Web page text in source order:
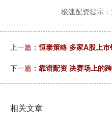
极速配资提示
上一篇：恒泰策略 多家A股上
下一篇： 靠谱配资 决赛场上的
相关文章